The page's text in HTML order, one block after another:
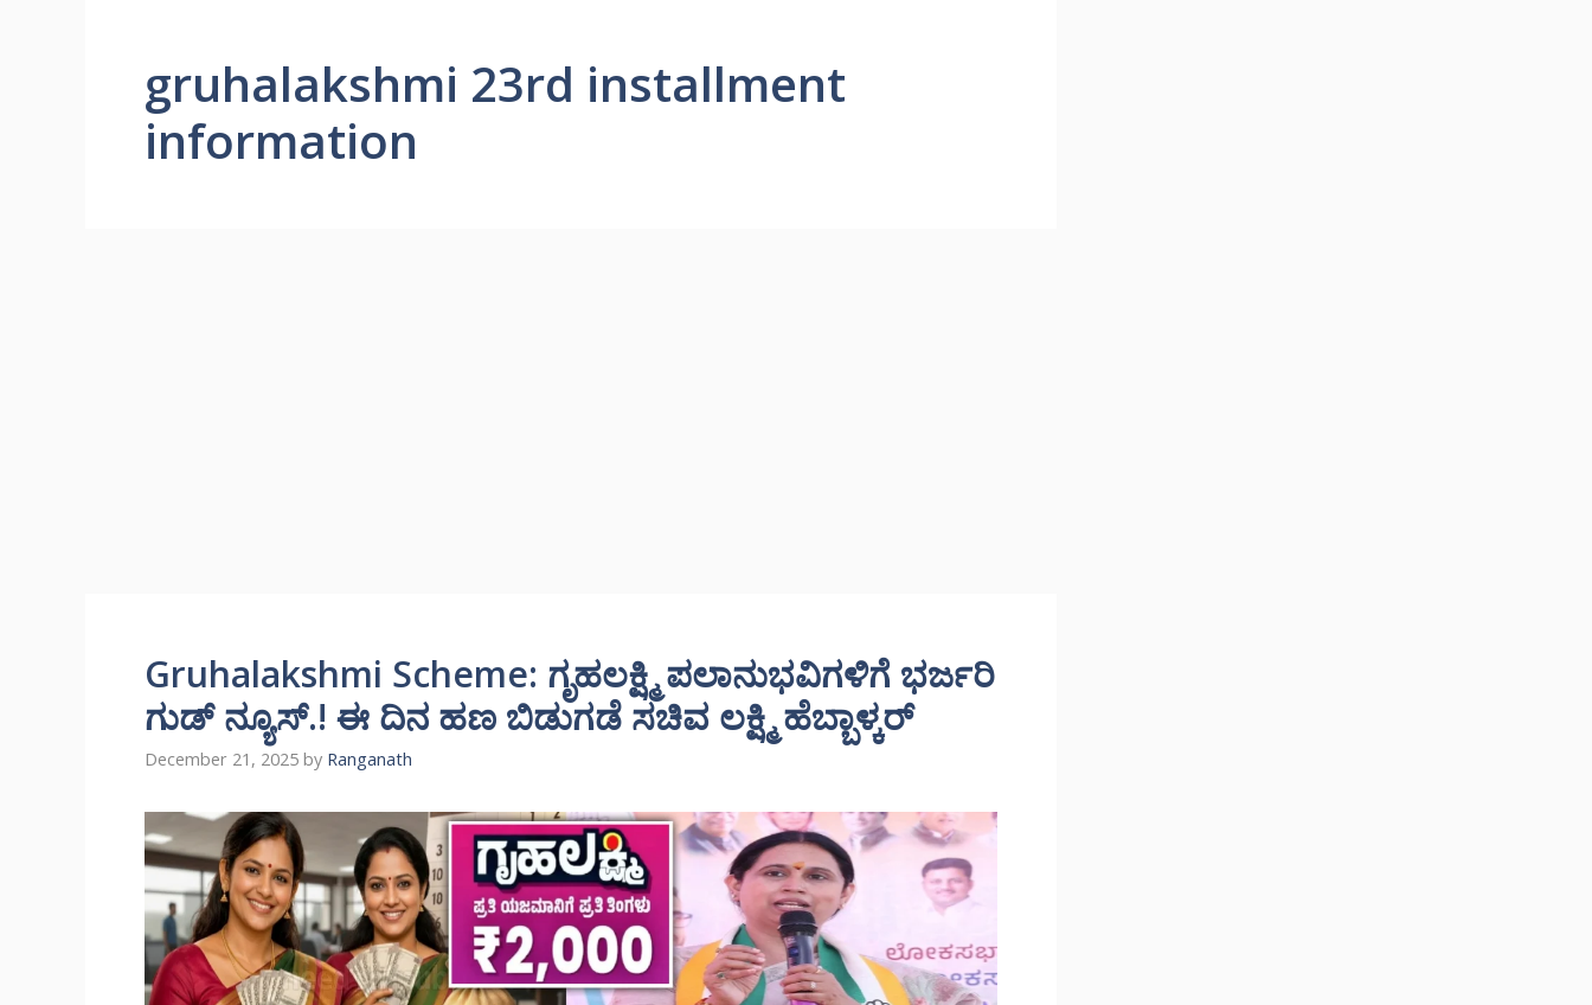
gruhalakshmi 23rd installment
information
Gruhalakshmi Scheme: ಗೃಹಲಕ್ಷ್ಮಿ ಪಲಾನುಭವಿಗಳಿಗೆ ಭರ್ಜರಿ
ಗುಡ್ ನ್ಯೂಸ್.! ಈ ದಿನ ಹಣ ಬಿಡುಗಡೆ ಸಚಿವ ಲಕ್ಷ್ಮಿ ಹೆಬ್ಬಾಳ್ಕರ್
December 21, 2025 by Ranganath